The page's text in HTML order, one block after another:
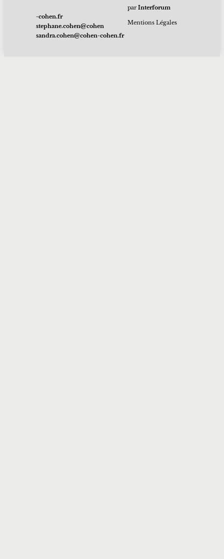
rf.nehoc-
nehoc@nehoc.enahpets
rf.nehoc-nehoc@nehoc.ardnas
parInterforum
Mentions Légales